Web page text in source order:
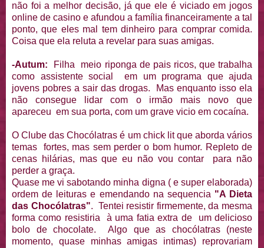
não foi a melhor decisão, já que ele é viciado em jogos
online de casino e afundou a família financeiramente a tal
ponto, que eles mal tem dinheiro para comprar comida.
Coisa que ela reluta a revelar para suas amigas.
-Autum: Filha meio riponga de pais ricos, que trabalha
como assistente social em um programa que ajuda
jovens pobres a sair das drogas. Mas enquanto isso ela
não consegue lidar com o irmão mais novo que
apareceu em sua porta, com um grave vicio em cocaína.
O Clube das Chocólatras é um chick lit que aborda vários
temas fortes, mas sem perder o bom humor. Repleto de
cenas hilárias, mas que eu não vou contar para não
perder a graça.
Quase me vi sabotando minha digna ( e super elaborada)
ordem de leituras e emendando na sequencia "A Dieta
das Chocólatras". Tentei resistir firmemente, da mesma
forma como resistiria à uma fatia extra de um delicioso
bolo de chocolate. Algo que as chocólatras (neste
momento, quase minhas amigas intimas) reprovariam